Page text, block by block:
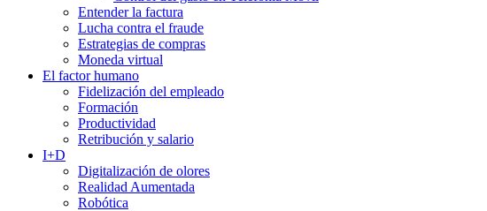
Entender la factura
Lucha contra el fraude
Estrategias de compras
Moneda virtual
El factor humano
Fidelización del empleado
Formación
Productividad
Retribución y salario
I+D
Digitalización de olores
Realidad Aumentada
Robótica